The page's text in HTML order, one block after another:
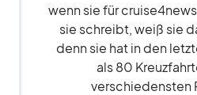
wenn sie für
sie schreibt, weiß sie
denn sie hat in den
als 80
verschiedensten